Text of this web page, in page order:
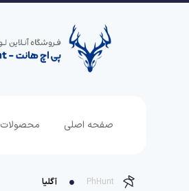
صفحه اصلی محصولات
PhHunt آگلیا